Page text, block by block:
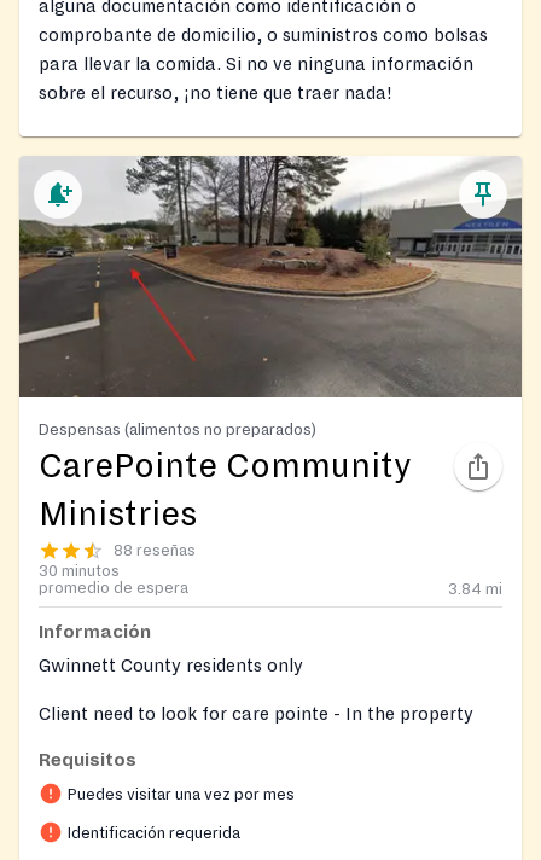
alguna documentación como identificación o
comprobante de domicilio, o suministros como bolsas
para llevar la comida. Si no ve ninguna información
sobre el recurso, ¡no tiene que traer nada!
Despensas (alimentos no preparados)
CarePointe Community
Ministries
88 reseñas
30 minutos
promedio de espera
3.84 mi
Información
Gwinnett County residents only
Client need to look for care pointe - In the property
Clients are required to enter and check in and a valid
photo ID and proof of address are required to register
and be served at CarePointe.
Requisitos
Puedes visitar una vez por mes
Identificación requerida